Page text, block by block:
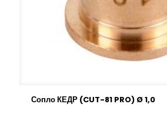
Сопло КЕДР (CUT-81 PRO) Ø 1,0